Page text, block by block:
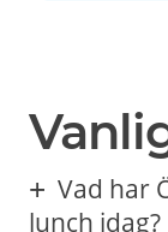
Vad har
lunch idag?